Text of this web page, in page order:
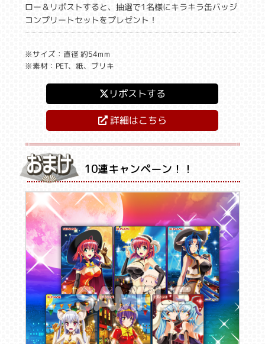
ロー＆リポストすると、抽選で1名様にキラキラ缶バッジ
コンプリートセットをプレゼント！
※サイズ：直径 約54mm
※素材：PET、紙、ブリキ
リポストする
詳細はこちら
10連キャンペーン！！